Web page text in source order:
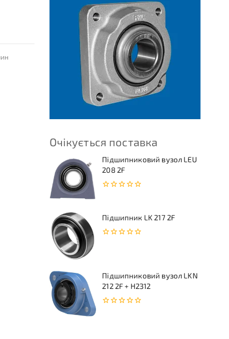
Очікується поставка
Підшипниковий вузол LEU
208 2F
Підшипник LK 217 2F
Підшипниковий вузол LKN
212 2F + H2312